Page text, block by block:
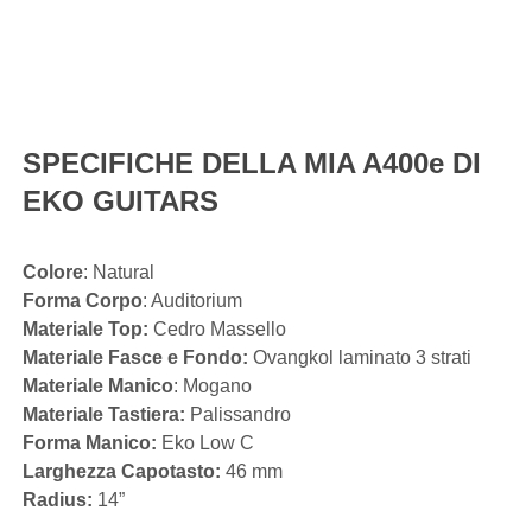
SPECIFICHE DELLA MIA A400e DI
EKO GUITARS
Colore: Natural
Forma Corpo: Auditorium
Materiale Top: Cedro Massello
Materiale Fasce e Fondo: Ovangkol laminato 3 strati
Materiale Manico: Mogano
Materiale Tastiera: Palissandro
Forma Manico: Eko Low C
Larghezza Capotasto: 46 mm
Radius: 14”